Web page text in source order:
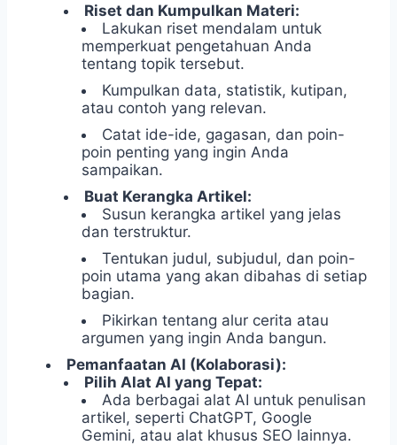
Riset dan Kumpulkan Materi:
Lakukan riset mendalam untuk
memperkuat pengetahuan Anda
tentang topik tersebut.
Kumpulkan data, statistik, kutipan,
atau contoh yang relevan.
Catat ide-ide, gagasan, dan poin-
poin penting yang ingin Anda
sampaikan.
Buat Kerangka Artikel:
Susun kerangka artikel yang jelas
dan terstruktur.
Tentukan judul, subjudul, dan poin-
poin utama yang akan dibahas di setiap
bagian.
Pikirkan tentang alur cerita atau
argumen yang ingin Anda bangun.
Pemanfaatan AI (Kolaborasi):
Pilih Alat AI yang Tepat:
Ada berbagai alat AI untuk penulisan
artikel, seperti ChatGPT, Google
Gemini, atau alat khusus SEO lainnya.